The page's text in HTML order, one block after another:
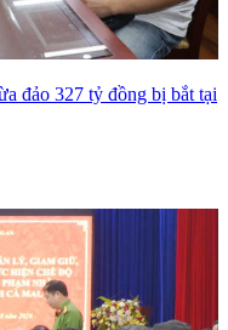
đảo 327 tỷ đồng bị bắt tại